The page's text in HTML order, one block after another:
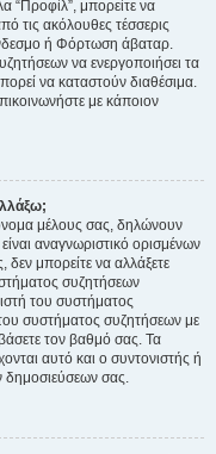
“Προφίλ”, μπορείτε να
τις ακόλουθες τέσσερις
ή Φόρτωση άβαταρ.
να ενεργοποιήσει τα
να καταστούν διαθέσιμα.
με κάποιον
μέλους σας, δηλώνουν
αναγνωριστικό ορισμένων
δεν μπορείτε να αλλάξετε
συζητήσεων
του συστήματος
συστήματος συζητήσεων με
τον βαθμό σας. Τα
αυτό και ο συντονιστής ή
δημοσιεύσεων σας.